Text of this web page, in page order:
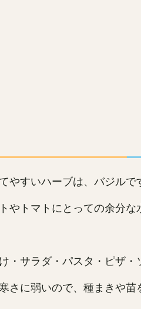
やすいハーブは、バジルで
やトマトにとっての余分
・サラダ・パスタ・ピザ
さに弱いので、種まきや